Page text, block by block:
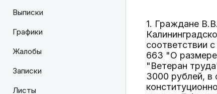
Выписки
Графики
Жалобы
Записки
Листы
1. Граждане
соответствии
663 "О
"Ветеран
3000 рублей, в